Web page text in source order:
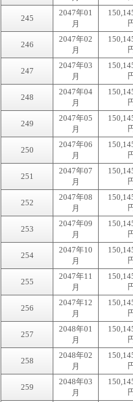
245
2047年01
月
246
2047年02
月
247
2047年03
月
248
2047年04
月
249
2047年05
月
250
2047年06
月
251
2047年07
月
252
2047年08
月
253
2047年09
月
254
2047年10
月
255
2047年11
月
256
2047年12
月
257
2048年01
月
258
2048年02
月
259
2048年03
月